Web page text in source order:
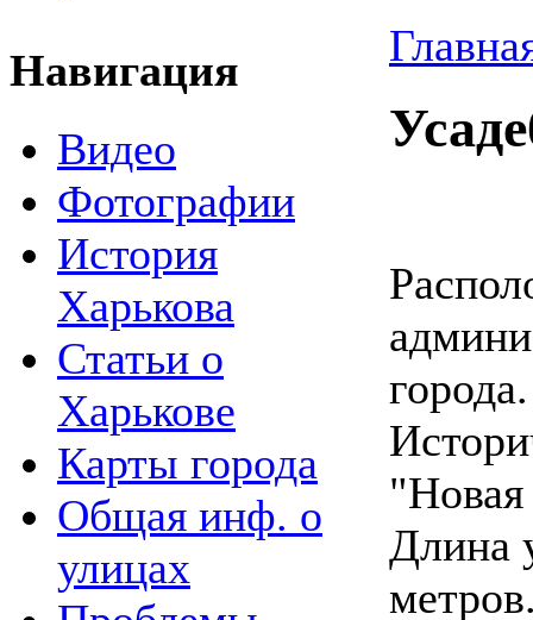
Навигация
Видео
Фотографии
История
Харькова
Статьи о
Харькове
Карты города
Общая инф. о
улицах
города.
Длина